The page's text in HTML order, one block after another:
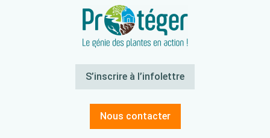
S’inscrire à l’infolettre
Nous contacter